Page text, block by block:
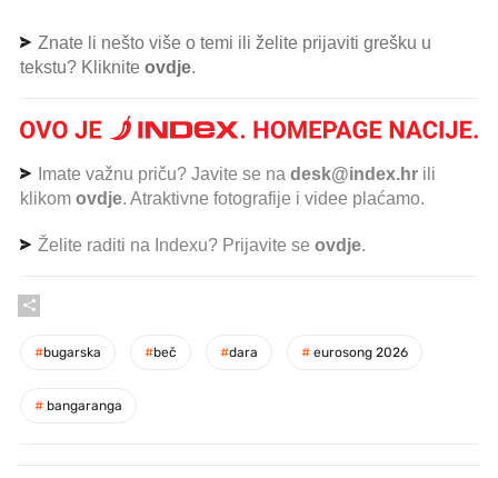
Znate li nešto više o temi ili želite prijaviti grešku u
tekstu? Kliknite ovdje.
Imate važnu priču? Javite se na desk@index.hr ili
klikom ovdje. Atraktivne fotografije i videe plaćamo.
Želite raditi na Indexu? Prijavite se ovdje.
#bugarska #beč #dara # eurosong 2026
# bangaranga